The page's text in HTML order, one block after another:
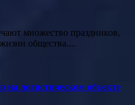
общества....
логистическом объекте